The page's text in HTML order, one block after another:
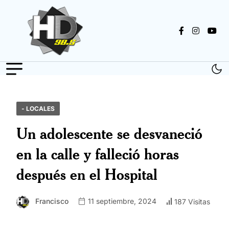
- LOCALES
Un adolescente se desvaneció
en la calle y falleció horas
después en el Hospital
Francisco 11 septiembre, 2024 187 Visitas